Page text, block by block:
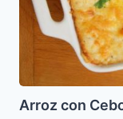
Arroz con